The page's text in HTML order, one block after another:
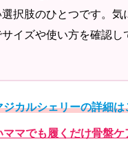
選択肢のひとつです。気
イズや使い方を確認し
カルシェリーの詳細
ママでも履くだけ骨盤ケ